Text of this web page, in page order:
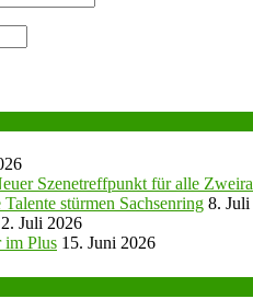
Szenetreffpunkt für alle
stürmen Sachsenring 8.
2. Juli 2026
im Plus 15. Juni 2026